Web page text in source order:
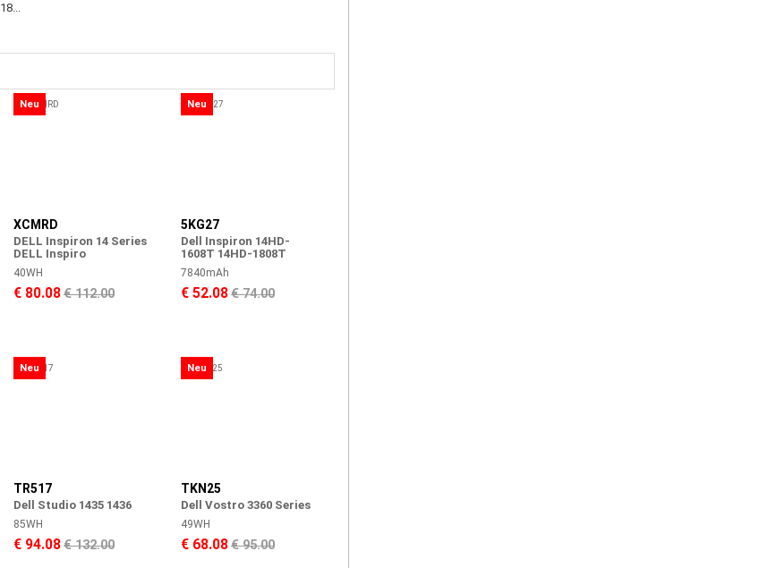
18...
Neu
XCMRD
DELL Inspiron 14 Series
DELL Inspiro
40WH
€ 80.08€ 112.00
Neu
5KG27
Dell Inspiron 14HD-
1608T 14HD-1808T
7840mAh
€ 52.08€ 74.00
Neu
TR517
Dell Studio 1435 1436
85WH
€ 94.08€ 132.00
Neu
TKN25
Dell Vostro 3360 Series
49WH
€ 68.08€ 95.00